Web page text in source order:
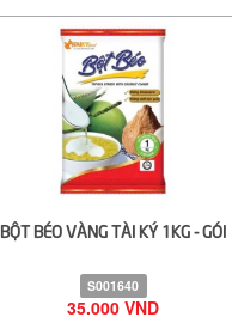
BỘT BÉO VÀNG TÀI KÝ 1KG - GÓI
S001640
35.000 VND